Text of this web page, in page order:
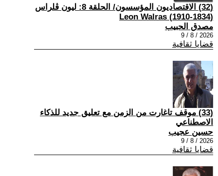
(32) الاقتصاديون المؤسسون/ الحلقة 8: ليون ڤلراس
(1834-1910) Leon Walras
مصدق الحبيب
2026 / 8 / 9
قضايا ثقافية
(33) موقف تاغارت من الزمن مع تعليق جديد للذكاء
الاصطناعي
حسين عجيب
2026 / 8 / 9
قضايا ثقافية